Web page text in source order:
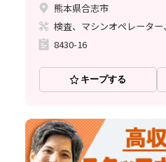
熊本県合志市
8430-16
キープする